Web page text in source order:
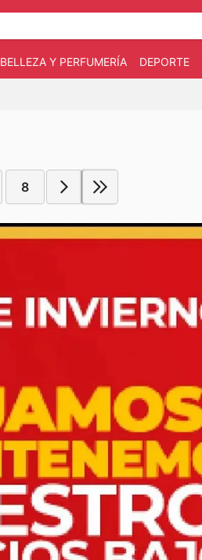
BELLEZA Y PERFUMERÍA DEPORTE
8